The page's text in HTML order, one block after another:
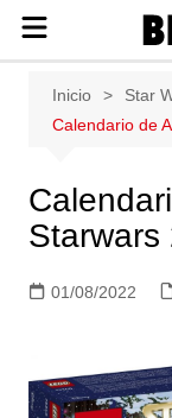
sobre
Wars,
Inicio
Star
Calendario de
Starwars
01/08/2022